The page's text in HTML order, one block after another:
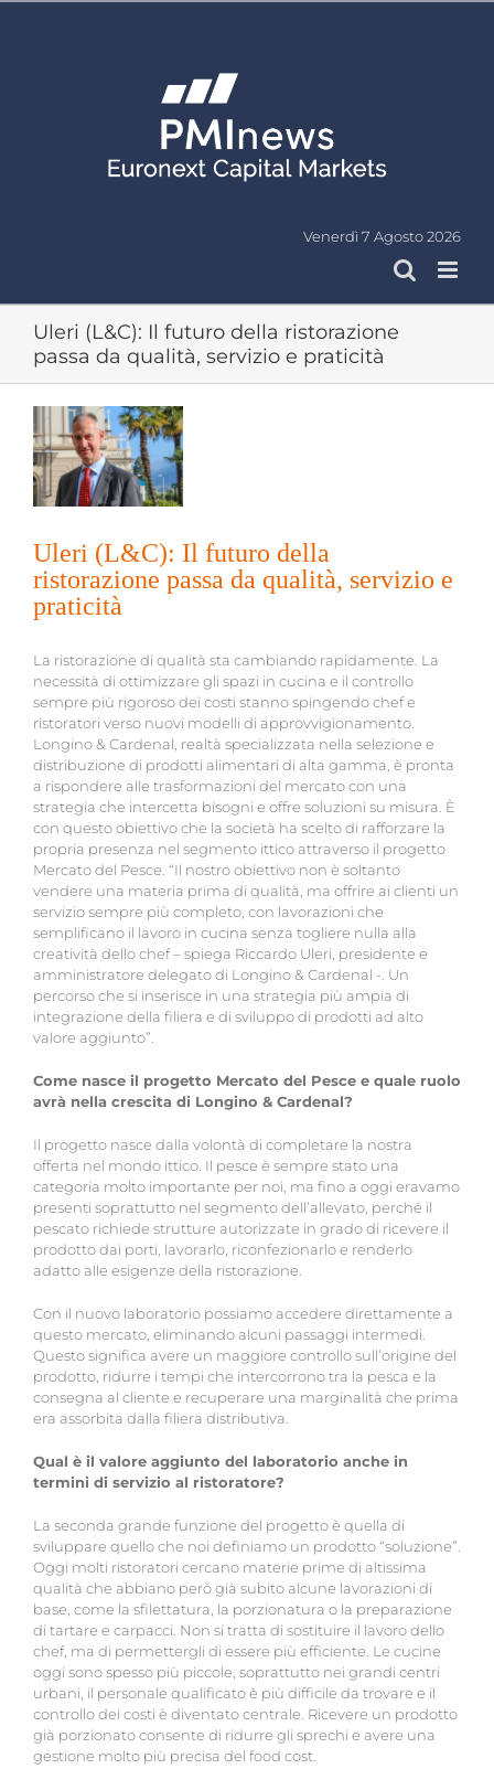
Venerdì 7 Agosto 2026
Uleri (L&C): Il futuro della ristorazione
passa da qualità, servizio e praticità
Ingrandisci
immagine
Uleri (L&C): Il futuro della
ristorazione passa da qualità, servizio e
praticità
La ristorazione di qualità sta cambiando rapidamente. La
necessità di ottimizzare gli spazi in cucina e il controllo
sempre più rigoroso dei costi stanno spingendo chef e
ristoratori verso nuovi modelli di approvvigionamento.
Longino & Cardenal, realtà specializzata nella selezione e
distribuzione di prodotti alimentari di alta gamma, è pronta
a rispondere alle trasformazioni del mercato con una
strategia che intercetta bisogni e offre soluzioni su misura. È
con questo obiettivo che la società ha scelto di rafforzare la
propria presenza nel segmento ittico attraverso il progetto
Mercato del Pesce. “Il nostro obiettivo non è soltanto
vendere una materia prima di qualità, ma offrire ai clienti un
servizio sempre più completo, con lavorazioni che
semplificano il lavoro in cucina senza togliere nulla alla
creatività dello chef – spiega Riccardo Uleri, presidente e
amministratore delegato di Longino & Cardenal -. Un
percorso che si inserisce in una strategia più ampia di
integrazione della filiera e di sviluppo di prodotti ad alto
valore aggiunto”.
Come nasce il progetto Mercato del Pesce e quale ruolo
avrà nella crescita di Longino & Cardenal?
Il progetto nasce dalla volontà di completare la nostra
offerta nel mondo ittico. Il pesce è sempre stato una
categoria molto importante per noi, ma fino a oggi eravamo
presenti soprattutto nel segmento dell’allevato, perché il
pescato richiede strutture autorizzate in grado di ricevere il
prodotto dai porti, lavorarlo, riconfezionarlo e renderlo
adatto alle esigenze della ristorazione.
Con il nuovo laboratorio possiamo accedere direttamente a
questo mercato, eliminando alcuni passaggi intermedi.
Questo significa avere un maggiore controllo sull’origine del
prodotto, ridurre i tempi che intercorrono tra la pesca e la
consegna al cliente e recuperare una marginalità che prima
era assorbita dalla filiera distributiva.
Qual è il valore aggiunto del laboratorio anche in
termini di servizio al ristoratore?
La seconda grande funzione del progetto è quella di
sviluppare quello che noi definiamo un prodotto “soluzione”.
Oggi molti ristoratori cercano materie prime di altissima
qualità che abbiano però già subito alcune lavorazioni di
base, come la sfilettatura, la porzionatura o la preparazione
di tartare e carpacci. Non si tratta di sostituire il lavoro dello
chef, ma di permettergli di essere più efficiente. Le cucine
oggi sono spesso più piccole, soprattutto nei grandi centri
urbani, il personale qualificato è più difficile da trovare e il
controllo dei costi è diventato centrale. Ricevere un prodotto
già porzionato consente di ridurre gli sprechi e avere una
gestione molto più precisa del food cost.